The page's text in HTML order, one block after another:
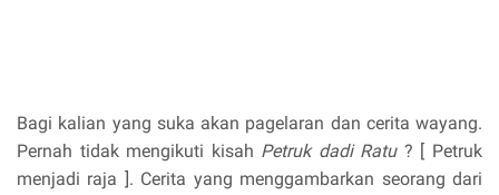
Bagi kalian yang suka akan pagelaran dan cerita wayang.
Pernah tidak mengikuti kisah Petruk dadi Ratu? [ Petruk
menjadi raja ]. Cerita yang menggambarkan seorang dari